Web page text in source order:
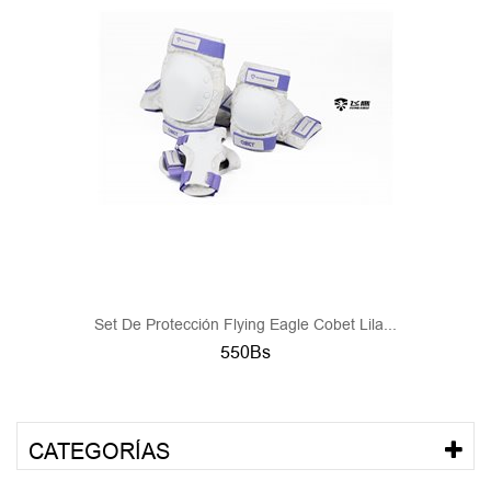
Set De Protección Flying Eagle Cobet Lila...
550Bs
CATEGORÍAS